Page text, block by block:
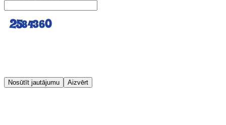
Nosūtīt jautājumu Aizvērt